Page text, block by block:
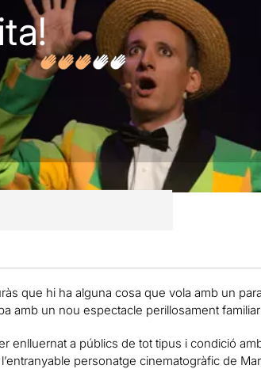
que hi ha alguna cosa que vola amb un
amb un nou espectacle perillosament
enlluernat a públics de tot tipus i condició
personatge cinematogràfic de